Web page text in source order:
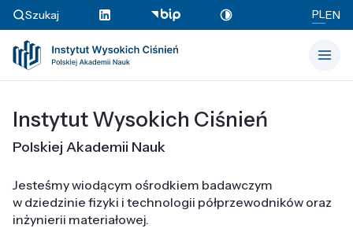
Szukaj PLEN
Instytut Wysokich Ciśnień
Polskiej Akademii Nauk
Jesteśmy wiodącym ośrodkiem badawczym
w dziedzinie fizyki i technologii półprzewodników oraz
inżynierii materiałowej.